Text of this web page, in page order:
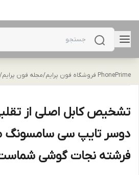
PhonePrime فروشگاه فون پرایم /مجله فون پرایم/
تشخیص کابل اصلی از
دوسر تایپ سی سامسونگ
فرشته نجات گوشی